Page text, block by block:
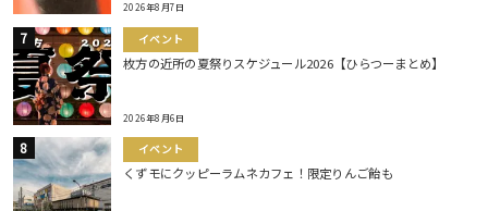
2026年8月7日
イベント
枚方の近所の夏祭りスケジュール2026【ひらつーまとめ】
2026年8月6日
イベント
くずモにクッピーラムネカフェ！限定りんご飴も